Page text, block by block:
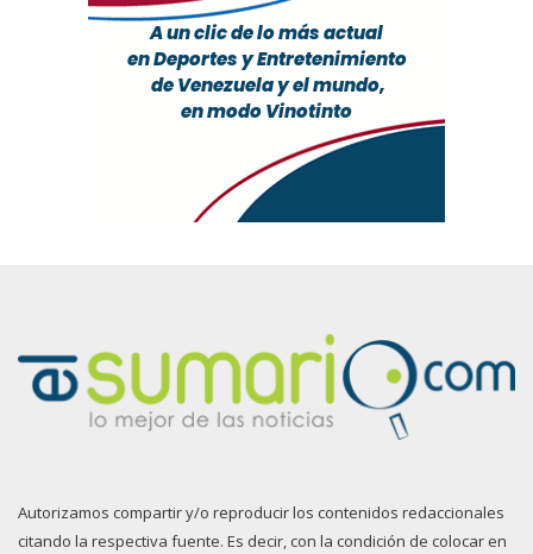
Autorizamos compartir y/o reproducir los contenidos redaccionales
citando la respectiva fuente. Es decir, con la condición de colocar en